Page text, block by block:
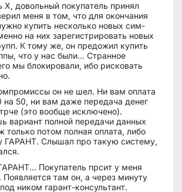
Х, довольный покупатель принял
меня в том, что для окончания
купить несколько новых сим-
на них зарегистрировать новых
К тому же, он предожил купить
что у нас были... Странное
мы блокировали, ибо рисковать
он не шел. Ни вам оплата
на 50, ни вам даже передача денег
(это вообще исключено).
вариант полной передачи данных
только потом полная оплата, либо
ГАРАНТ. Слышал про такую систему,
Покупатель прсит у меня
Появляется там он, а через минуту
ником гарант-консультант.